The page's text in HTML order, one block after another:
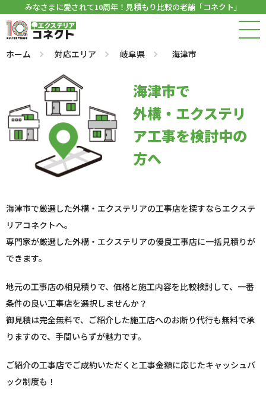
みなさまに愛されて10周年！見積もり比較の老舗「コネクト」
ホーム 対応エリア 岐阜県 海津市
海津市で
外構・エクステリ
ア工事を検討中の
方へ
海津市で厳選した外構・エクステリアの工事店を探すならエクステ
リアコネクトへ。
専門家が厳選した外構・エクステリアの優良工事店に一括見積りが
できます。
地元の工事店の相見積りで、価格と施工内容を比較検討して、一番
条件の良い工事店を選択しませんか？
御見積は完全無料で、ご紹介した施工店へのお断り代行も無料で承
りますので、手間いらずが魅力です。
ご紹介の工事店でご成約いただくと工事金額に応じたキャッシュバ
ック制度も！